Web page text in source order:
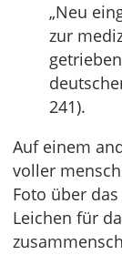
„Neu
zur
241).
Auf einem
voller
Foto über
Leichen für